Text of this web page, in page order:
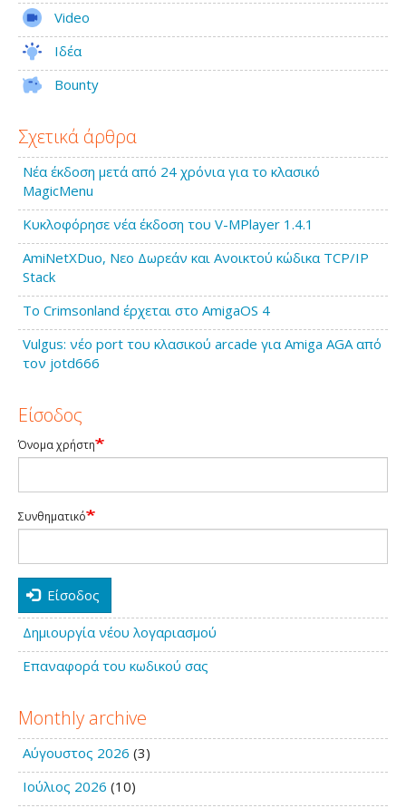
Video
Ιδέα
Bounty
Σχετικά άρθρα
Νέα έκδοση μετά από 24 χρόνια για το κλασικό
MagicMenu
Κυκλοφόρησε νέα έκδοση του V-MPlayer 1.4.1
AmiNetXDuo, Νεο Δωρεάν και Ανοικτού κώδικα TCP/IP
Stack
Το Crimsonland έρχεται στο AmigaOS 4
Vulgus: νέο port του κλασικού arcade για Amiga AGA από
τον jotd666
Είσοδος
Όνομα χρήστη
Συνθηματικό
Είσοδος
Δημιουργία νέου λογαριασμού
Επαναφορά του κωδικού σας
Monthly archive
Αύγουστος 2026 (3)
Ιούλιος 2026 (10)